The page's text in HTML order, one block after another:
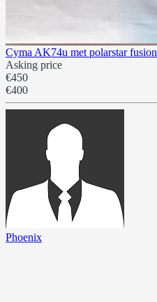
Cyma AK74u met polarstar fusion
Asking price
€450
€400
Phoenix